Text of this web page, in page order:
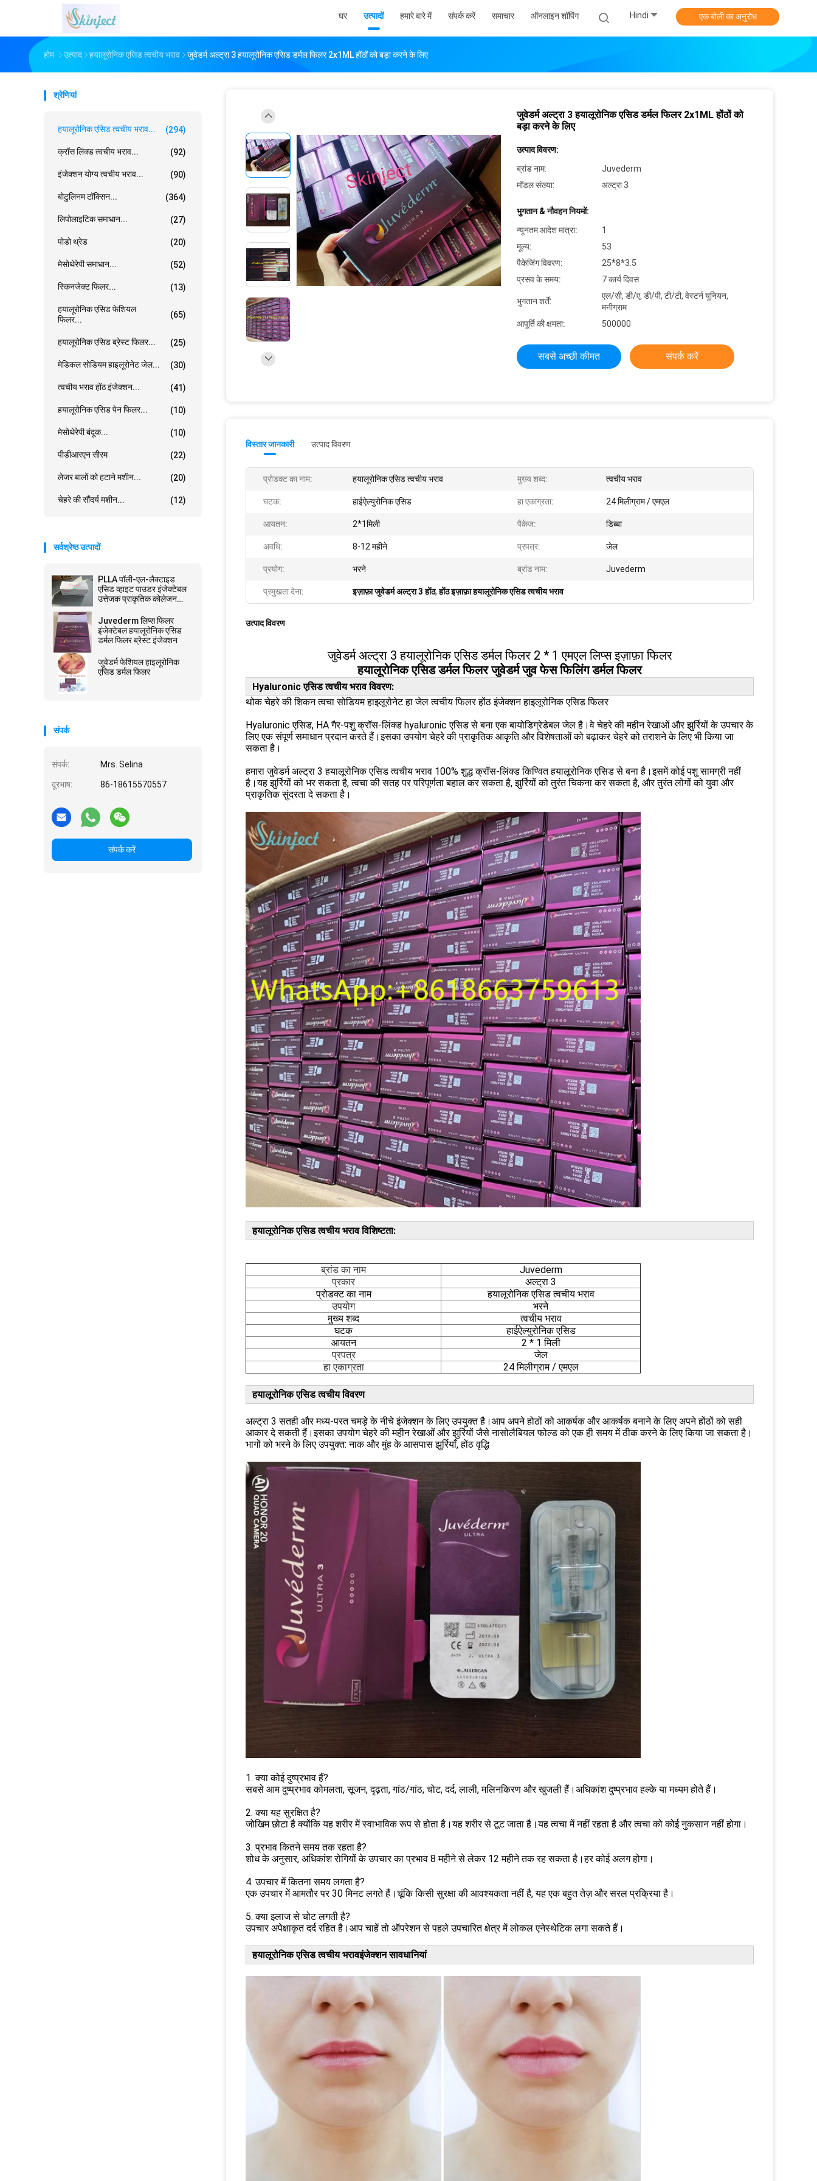
घर उत्पादों हमारे बारे में संपर्क करें समाचार ऑनलाइन शॉपिंग Hindi एक बोली का अनुरोध
होम उत्पाद हयालूरोनिक एसिड त्वचीय भराव जुवेडर्म अल्ट्रा 3 हयालूरोनिक एसिड डर्मल फिलर 2x1ML होंठों को बड़ा करने के लिए
श्रेणियां
हयालूरोनिक एसिड त्वचीय भराव... (294)
क्रॉस लिंक्ड त्वचीय भराव... (92)
इंजेक्शन योग्य त्वचीय भराव... (90)
बोटुलिनम टॉक्सिन... (364)
लिपोलाइटिक समाधान... (27)
पोडो थ्रेड (20)
मेसोथेरेपी समाधान... (52)
स्किनजेक्ट फिलर... (13)
हयालूरोनिक एसिड फेशियल
फिलर...
(65)
हयालूरोनिक एसिड ब्रेस्ट फिलर... (25)
मेडिकल सोडियम हाइलूरोनेट जेल... (30)
त्वचीय भराव होंठ इंजेक्शन... (41)
हयालूरोनिक एसिड पेन फिलर... (10)
मेसोथेरेपी बंदूक... (10)
पीडीआरएन सीरम (22)
लेजर बालों को हटाने मशीन... (20)
चेहरे की सौंदर्य मशीन... (12)
सर्वश्रेष्ठ उत्पादों
PLLA पॉली-एल-लैक्टाइड
एसिड व्हाइट पाउडर इंजेक्टेबल
उत्तेजक प्राकृतिक कोलेजन
Juvederm लिप्स फिलर
इंजेक्टेबल हयालूरोनिक एसिड
डर्मल फिलर ब्रेस्ट इंजेक्शन
जुवेडर्म फेशियल हाइलूरोनिक
एसिड डर्मल फिलर
संपर्क
संपर्क: Mrs. Selina
दूरभाष: 86-18615570557
संपर्क करें
जुवेडर्म अल्ट्रा 3 हयालूरोनिक एसिड डर्मल फिलर 2x1ML होंठों को
बड़ा करने के लिए
उत्पाद विवरण:
ब्रांड नाम:
Juvederm
मॉडल संख्या:
अल्ट्रा 3
भुगतान & नौवहन नियमों:
न्यूनतम आदेश मात्रा:
1
मूल्य:
53
पैकेजिंग विवरण:
25*8*3.5
प्रसव के समय:
7 कार्य दिवस
भुगतान शर्तें:
एल/सी, डी/ए, डी/पी, टी/टी, वेस्टर्न यूनियन,
मनीग्राम
आपूर्ति की क्षमता:
500000
सबसे अच्छी कीमत संपर्क करें
विस्तार जानकारी उत्पाद विवरण
प्रोडक्ट का नाम: हयालूरोनिक एसिड त्वचीय भराव मुख्य शब्द: त्वचीय भराव
घटक: हाईऐल्युरोनिक एसिड हा एकाग्रता: 24 मिलीग्राम / एमएल
आयतन: 2*1मिली पैकेज: डिब्बा
अवधि: 8-12 महीने प्रपत्र: जेल
प्रयोग: भरने ब्रांड नाम: Juvederm
प्रमुखता देना: इज़ाफ़ा जुवेडर्म अल्ट्रा 3 होंठ,होंठ इज़ाफ़ा हयालूरोनिक एसिड त्वचीय भराव
उत्पाद विवरण
जुवेडर्म अल्ट्रा 3 हयालूरोनिक एसिड डर्मल फिलर 2 * 1 एमएल लिप्स इज़ाफ़ा फिलर
हयालूरोनिक एसिड डर्मल फिलर जुवेडर्म जुव फेस फिलिंग डर्मल फिलर
Hyaluronic एसिड त्वचीय भराव विवरण:
थोक चेहरे की शिकन त्वचा सोडियम हाइलूरोनेट हा जेल त्वचीय फिलर होंठ इंजेक्शन हाइलूरोनिक एसिड फिलर
Hyaluronic एसिड, HA गैर-पशु क्रॉस-लिंक्ड hyaluronic एसिड से बना एक बायोडिग्रेडेबल जेल है।वे चेहरे की महीन रेखाओं और झुर्रियों के उपचार के
लिए एक संपूर्ण समाधान प्रदान करते हैं।इसका उपयोग चेहरे की प्राकृतिक आकृति और विशेषताओं को बढ़ाकर चेहरे को तराशने के लिए भी किया जा
सकता है।
हमारा जुवेडर्म अल्ट्रा 3 हयालूरोनिक एसिड त्वचीय भराव 100% शुद्ध क्रॉस-लिंक्ड किण्वित हयालूरोनिक एसिड से बना है।इसमें कोई पशु सामग्री नहीं
है।यह झुर्रियों को भर सकता है, त्वचा की सतह पर परिपूर्णता बहाल कर सकता है, झुर्रियों को तुरंत चिकना कर सकता है, और तुरंत लोगों को युवा और
प्राकृतिक सुंदरता दे सकता है।
हयालूरोनिक एसिड त्वचीय भराव विशिष्टता:
ब्रांड का नाम
Juvederm
प्रकार
अल्ट्रा 3
प्रोडक्ट का नाम
हयालूरोनिक एसिड त्वचीय भराव
उपयोग
भरने
मुख्य शब्द
त्वचीय भराव
घटक
हाईऐल्युरोनिक एसिड
आयतन
2 * 1 मिली
प्रपत्र
जेल
हा एकाग्रता
24 मिलीग्राम / एमएल
हयालूरोनिक एसिड त्वचीय विवरण
अल्ट्रा 3 सतही और मध्य-परत चमड़े के नीचे इंजेक्शन के लिए उपयुक्त है।आप अपने होठों को आकर्षक और आकर्षक बनाने के लिए अपने होंठों को सही
आकार दे सकती हैं।इसका उपयोग चेहरे की महीन रेखाओं और झुर्रियों जैसे नासोलैबियल फोल्ड को एक ही समय में ठीक करने के लिए किया जा सकता है।
भागों को भरने के लिए उपयुक्त: नाक और मुंह के आसपास झुर्रियाँ, होंठ वृद्धि
1. क्या कोई दुष्प्रभाव हैं?
सबसे आम दुष्प्रभाव कोमलता, सूजन, दृढ़ता, गांठ/गांठ, चोट, दर्द, लाली, मलिनकिरण और खुजली हैं।अधिकांश दुष्प्रभाव हल्के या मध्यम होते हैं।
2. क्या यह सुरक्षित है?
जोखिम छोटा है क्योंकि यह शरीर में स्वाभाविक रूप से होता है।यह शरीर से टूट जाता है।यह त्वचा में नहीं रहता है और त्वचा को कोई नुकसान नहीं होगा।
3. प्रभाव कितने समय तक रहता है?
शोध के अनुसार, अधिकांश रोगियों के उपचार का प्रभाव 8 महीने से लेकर 12 महीने तक रह सकता है।हर कोई अलग होगा।
4. उपचार में कितना समय लगता है?
एक उपचार में आमतौर पर 30 मिनट लगते हैं।चूंकि किसी सुरक्षा की आवश्यकता नहीं है, यह एक बहुत तेज़ और सरल प्रक्रिया है।
5. क्या इलाज से चोट लगती है?
उपचार अपेक्षाकृत दर्द रहित है।आप चाहें तो ऑपरेशन से पहले उपचारित क्षेत्र में लोकल एनेस्थेटिक लगा सकते हैं।
हयालूरोनिक एसिड त्वचीय भरावइंजेक्शन सावधानियां